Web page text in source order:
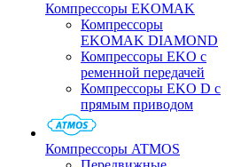
Компрессоры EKOMAK
Компрессоры
EKOMAK DIAMOND
Компрессоры EKO c
ременной передачей
Компрессоры EKO D с
прямым приводом
Компрессоры ATMOS